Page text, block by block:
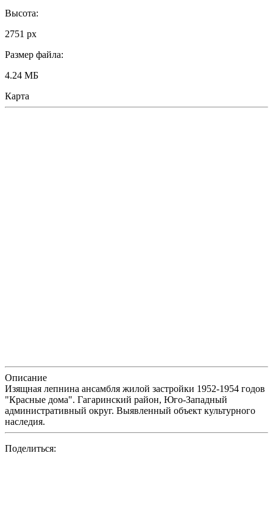
Высота:
2751 px
Размер файла:
4.24 МБ
Карта
Описание
Изящная лепнина ансамбля жилой застройки 1952-1954 годов
"Красные дома". Гагаринский район, Юго-Западный
административный округ. Выявленный объект культурного
наследия.
Поделиться: